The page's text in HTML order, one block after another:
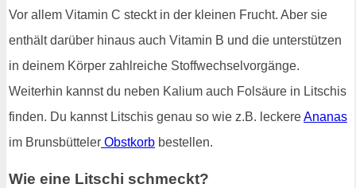
Vor allem Vitamin C steckt in der kleinen Frucht. Aber sie
enthält darüber hinaus auch Vitamin B und die unterstützen
in deinem Körper zahlreiche Stoffwechselvorgänge.
Weiterhin kannst du neben Kalium auch Folsäure in Litschis
finden. Du kannst Litschis genau so wie z.B. leckereAnanas
im Brunsbütteler Obstkorb bestellen.
Wie eine Litschi schmeckt?